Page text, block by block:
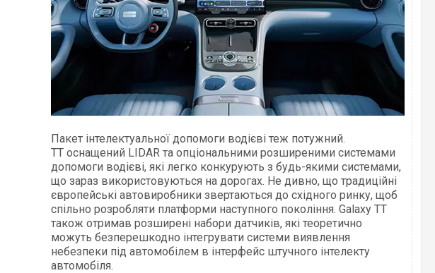
Пакет інтелектуальної допомоги водієві теж потужний.
TT оснащений LIDAR та опціональними розширеними системами
допомоги водієві, які легко конкурують з будь-якими системами,
що зараз використовуються на дорогах. Не дивно, що традиційні
європейські автовиробники звертаються до східного ринку, щоб
спільно розробляти платформи наступного покоління. Galaxy TT
також отримав розширені набори датчиків, які теоретично
можуть безперешкодно інтегрувати системи виявлення
небезпеки під автомобілем в інтерфейс штучного інтелекту
автомобіля.